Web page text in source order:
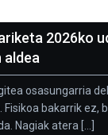
2026ko
aldea
osasungarria
Fisikoa bakarrik ez,
Nagiak atera [...]